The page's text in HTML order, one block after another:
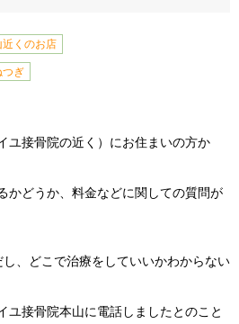
くのお店
つぎ
ユ接骨院の近く）にお住まいの方か
かどうか、料金などに関しての質問が
、どこで治療をしていいかわからない
ユ接骨院本山に電話しましたとのこと